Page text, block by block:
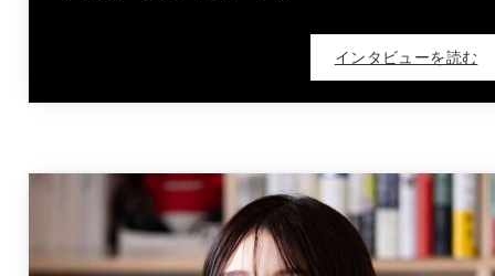
インタビューを読む